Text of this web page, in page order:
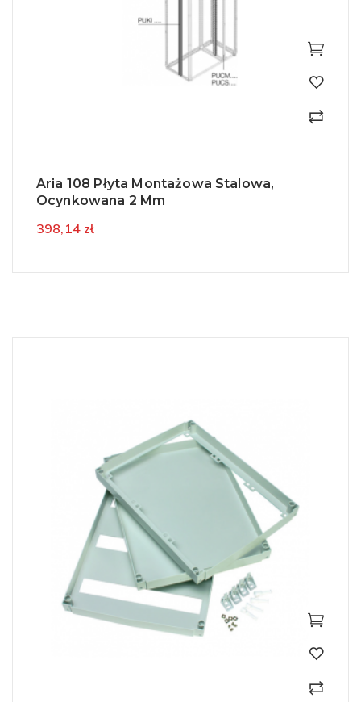
Aria 108 Płyta Montażowa Stalowa,
Ocynkowana 2 Mm
398,14 zł